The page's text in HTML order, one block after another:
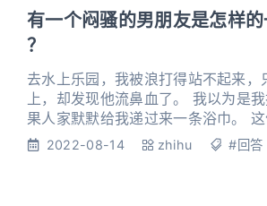
可人娇俏美丽，江白怎么可能会不耐
问江白为什么喜
有一个闷骚的男朋友是怎样的
？
去水上乐园，我被浪打得站不起来，
上，却发现他流鼻血了。 我以为是
果人家默默给我递过来一条浴巾。
是，我把浴巾披上，他流鼻血这毛病
2022-08-14 zhihu #回答